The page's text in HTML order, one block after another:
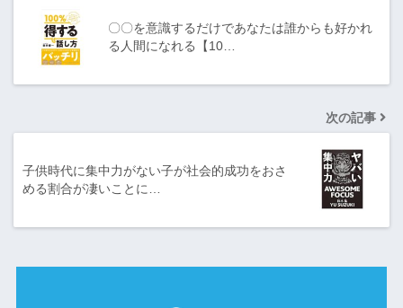
〇〇を意識するだけであなたは誰からも好かれ
る人間になれる【10…
次の記事
子供時代に集中力がない子が社会的成功をおさ
める割合が凄いことに…